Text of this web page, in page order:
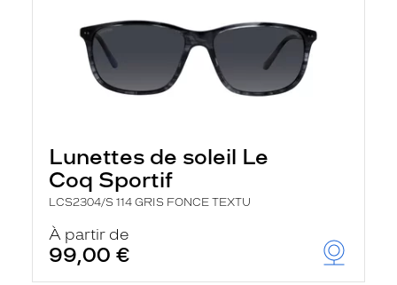
Lunettes de soleil Le
Coq Sportif
LCS2304/S 114 GRIS FONCE TEXTU
À partir de
99,00 €